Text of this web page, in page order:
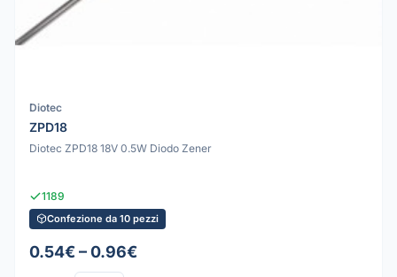
Diotec
ZPD18
Diotec ZPD18 18V 0.5W Diodo Zener
1189
Confezione da 10 pezzi
0.54€ – 0.96€